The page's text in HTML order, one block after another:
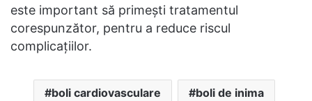
este important să primești tratamentul
corespunzător, pentru a reduce riscul
complicațiilor.
boli cardiovasculare boli de inima